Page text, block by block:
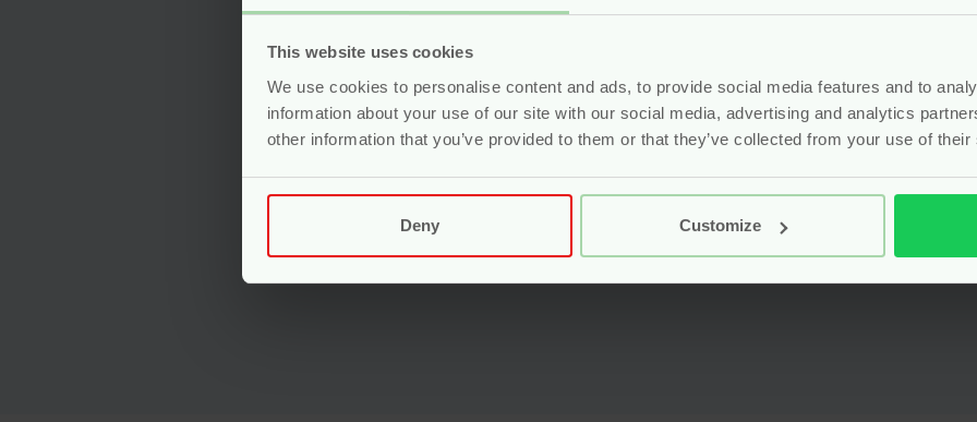
This website uses cookies
We use cookies to personalise content and ads, to provide social media features and to
information about your use of our site with our social media, advertising and analytics
other information that you’ve provided to them or that they’ve collected from your use of
Deny Customize
Inlegkruisjes –
Biologisch Katoen – 24
stuks – Yoni
Voor4.19
Biologisch
stuks – Yoni
Voor4.45